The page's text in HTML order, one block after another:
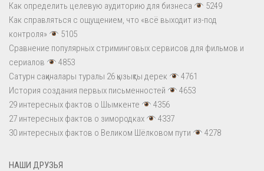
Как определить целевую аудиторию для бизнеса
5249
Как справляться с ощущением, что «всё выходит из-под
контроля»
5105
Сравнение популярных стриминговых сервисов для фильмов и
сериалов
4853
Сатурн сақиналары туралы 26 қызықты дерек
4761
История создания первых письменностей
4653
29 интересных фактов о Шымкенте
4356
27 интересных фактов о зимородках
4337
30 интересных фактов о Великом Шёлковом пути
4278
НАШИ ДРУЗЬЯ